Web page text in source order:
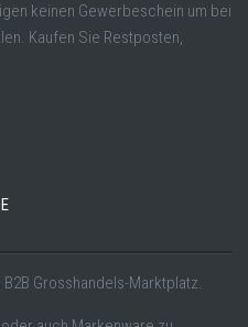
keinen Gewerbeschein um bei
Kaufen Sie Restposten,
B2B Grosshandels-Marktplatz.